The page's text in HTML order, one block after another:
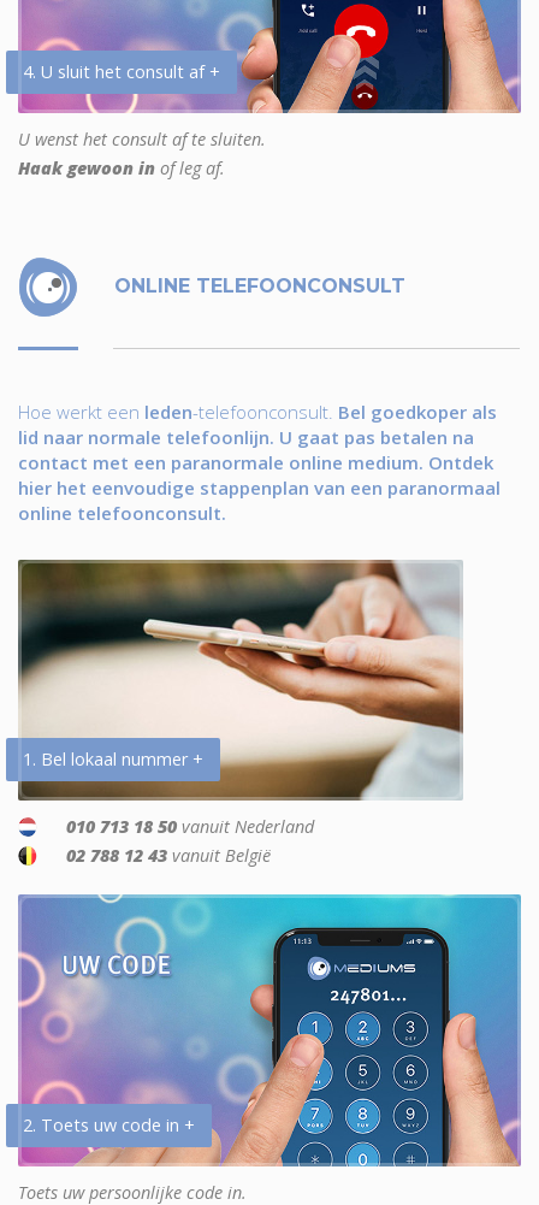
4. U sluit het consult af +
U wenst het consult af te sluiten.
Haak gewoon in of leg af.
ONLINE TELEFOONCONSULT
Hoe werkt een leden-telefoonconsult. Bel goedkoper als
lid naar normale telefoonlijn. U gaat pas betalen na
contact met een paranormale online medium. Ontdek
hier het eenvoudige stappenplan van een paranormaal
online telefoonconsult.
1. Bel lokaal nummer +
010 713 18 50 vanuit Nederland
02 788 12 43 vanuit België
2. Toets uw code in +
Toets uw persoonlijke code in.